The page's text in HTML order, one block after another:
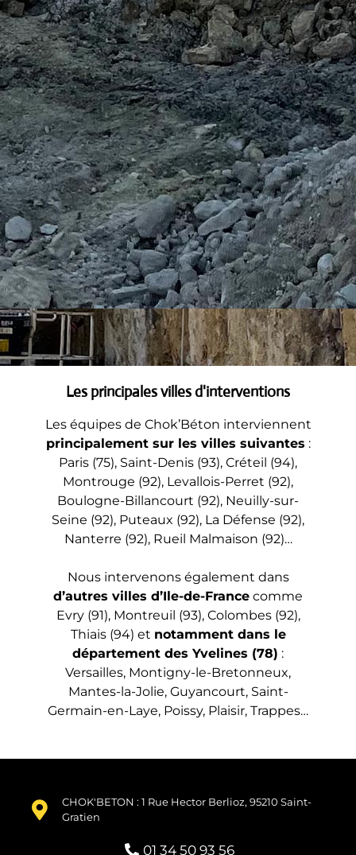
Les principales villes d'interventions
Les équipes de Chok’Béton interviennent
principalement sur les villes suivantes :
Paris (75), Saint-Denis (93), Créteil (94),
Montrouge (92), Levallois-Perret (92),
Boulogne-Billancourt (92), Neuilly-sur-
Seine (92), Puteaux (92), La Défense (92),
Nanterre (92), Rueil Malmaison (92)…
Nous intervenons également dans
d’autres villes d’Ile-de-France comme
Evry (91), Montreuil (93), Colombes (92),
Thiais (94) et notamment dans le
département des Yvelines (78) :
Versailles, Montigny-le-Bretonneux,
Mantes-la-Jolie, Guyancourt, Saint-
Germain-en-Laye, Poissy, Plaisir, Trappes…
CHOK'BETON : 1 Rue Hector Berlioz, 95210 Saint-
Gratien
01 34 50 93 56